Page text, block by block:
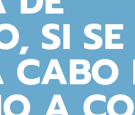
SI SE